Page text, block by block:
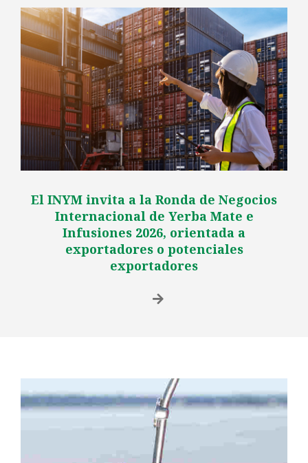
El INYM invita a la Ronda de Negocios
Internacional de Yerba Mate e
Infusiones 2026, orientada a
exportadores o potenciales
exportadores